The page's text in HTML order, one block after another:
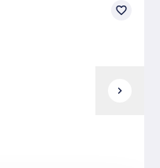
chevron_right
favorite_border